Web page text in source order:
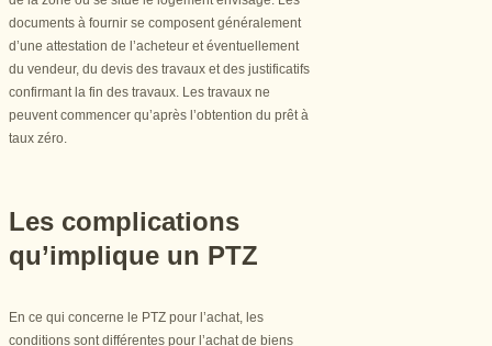
documents à fournir se composent généralement
d’une attestation de l’acheteur et éventuellement
du vendeur, du devis des travaux et des justificatifs
confirmant la fin des travaux. Les travaux ne
peuvent commencer qu’après l’obtention du prêt à
taux zéro.
Les complications
qu’implique un PTZ
En ce qui concerne le PTZ pour l’achat, les
conditions sont différentes pour l’achat de biens